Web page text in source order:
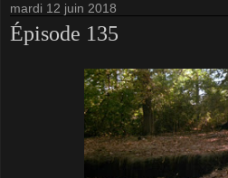
mardi 12 juin 2018
Épisode 135